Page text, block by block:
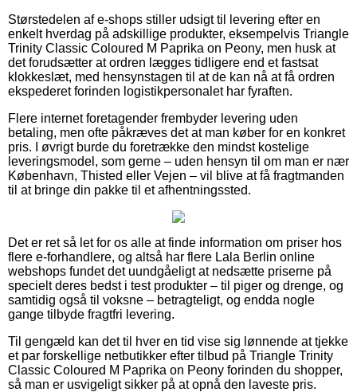
Størstedelen af e-shops stiller udsigt til levering efter en
enkelt hverdag på adskillige produkter, eksempelvis Triangle
Trinity Classic Coloured M Paprika on Peony, men husk at
det forudsætter at ordren lægges tidligere end et fastsat
klokkeslæt, med hensynstagen til at de kan nå at få ordren
ekspederet forinden logistikpersonalet har fyraften.
Flere internet foretagender frembyder levering uden
betaling, men ofte påkræves det at man køber for en konkret
pris. I øvrigt burde du foretrække den mindst kostelige
leveringsmodel, som gerne – uden hensyn til om man er nær
København, Thisted eller Vejen – vil blive at få fragtmanden
til at bringe din pakke til et afhentningssted.
Det er ret så let for os alle at finde information om priser hos
flere e-forhandlere, og altså har flere Lala Berlin online
webshops fundet det uundgåeligt at nedsætte priserne på
specielt deres bedst i test produkter – til piger og drenge, og
samtidig også til voksne – betragteligt, og endda nogle
gange tilbyde fragtfri levering.
Til gengæld kan det til hver en tid vise sig lønnende at tjekke
et par forskellige netbutikker efter tilbud på Triangle Trinity
Classic Coloured M Paprika on Peony forinden du shopper,
så man er usvigeligt sikker på at opnå den laveste pris.